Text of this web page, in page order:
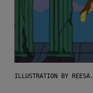
ILLUSTRATION BY REESA.